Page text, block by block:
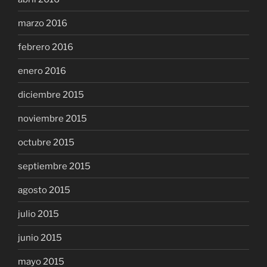
marzo 2016
febrero 2016
enero 2016
diciembre 2015
noviembre 2015
octubre 2015
septiembre 2015
agosto 2015
julio 2015
junio 2015
mayo 2015